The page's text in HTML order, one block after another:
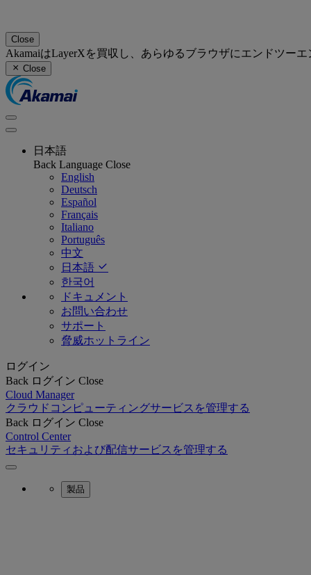
Close
AkamaiはLayerXを買収し、あらゆるブラウザにエンドツー
Close
日本語
Back Language Close
English
Deutsch
Español
Français
Italiano
Português
中文
日本語
한국어
ドキュメント
お問い合わせ
サポート
脅威ホットライン
ログイン
Back ログイン Close
Cloud Manager
クラウドコンピューティングサービスを管理する
Back ログイン Close
Control Center
セキュリティおよび配信サービスを管理する
製品